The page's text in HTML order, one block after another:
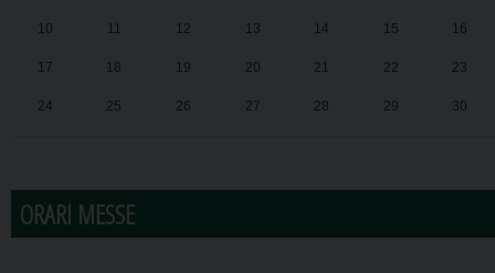
10 11 12 13 14 15 16
17 18 19 20 21 22 23
24 25 26 27 28 29 30
ORARI MESSE